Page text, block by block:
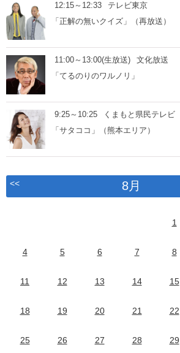
12:15～12:33
テレビ東京
「正解の無いクイズ」（再放送）
11:00～13:00(生放送)
文化放送
「てるのりのワルノリ」
9:25～10:25
くまもと県民テレビ
「サタココ」（熊本エリア）
<< 8月
1
4 5 6 7 8
11 12 13 14 15
18 19 20 21 22
25 26 27 28 29